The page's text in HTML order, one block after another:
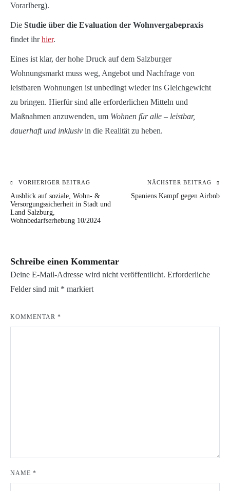
Vorarlberg).
Die Studie über die Evaluation der Wohnvergabepraxis
findet ihrhier.
Eines ist klar, der hohe Druck auf dem Salzburger
Wohnungsmarkt muss weg, Angebot und Nachfrage von
leistbaren Wohnungen ist unbedingt wieder ins Gleichgewicht
zu bringen. Hierfür sind alle erforderlichen Mitteln und
Maßnahmen anzuwenden, um Wohnen für alle – leistbar,
dauerhaft und inklusiv in die Realität zu heben.
KATEGORIE:
BLOG
Beitragsnavigation
VORHERIGER BEITRAG
Ausblick auf soziale, Wohn- &
Versorgungssicherheit in Stadt und
Land Salzburg,
Wohnbedarfserhebung 10/2024
NÄCHSTER BEITRAG
Spaniens Kampf gegen Airbnb
Schreibe einen Kommentar
Deine E-Mail-Adresse wird nicht veröffentlicht. Erforderliche
Felder sind mit * markiert
KOMMENTAR *
NAME *